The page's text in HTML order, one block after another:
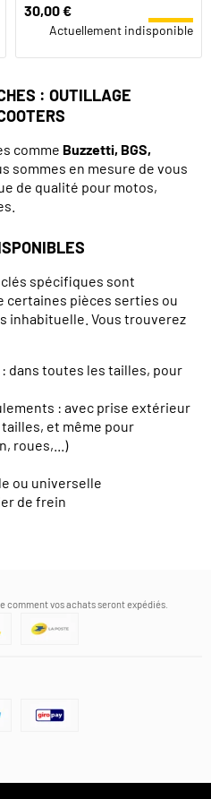
30,00 €
Actuellement indisponible
: OUTILLAGE
comme Buzzetti, BGS,
sommes en mesure de vous
de qualité pour motos,
spécifiques sont
certaines pièces serties ou
inhabituelle. Vous trouverez
dans toutes les tailles, pour
: avec prise extérieur
et même pour
roues,...)
ou universelle
de frein
comment vos achats seront expédiés.